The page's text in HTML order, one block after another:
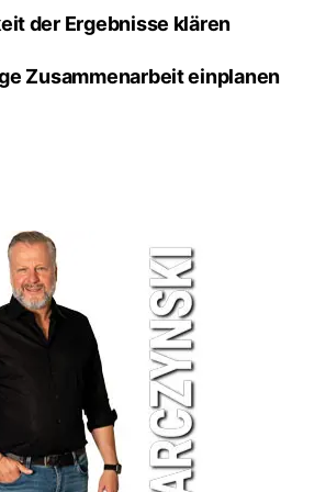
der Ergebnisse klären
Zusammenarbeit einplanen